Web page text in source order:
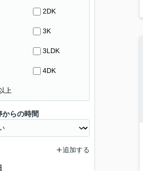
2DK
3K
3LDK
4DK
上
らの時間
追加する